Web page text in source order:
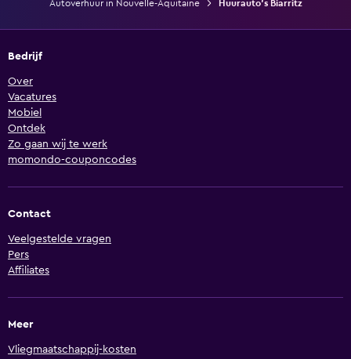
Autoverhuur in Nouvelle-Aquitaine
Huurauto's Biarritz
Bedrijf
Over
Vacatures
Mobiel
Ontdek
Zo gaan wij te werk
momondo-couponcodes
Contact
Veelgestelde vragen
Pers
Affiliates
Meer
Vliegmaatschappij-kosten